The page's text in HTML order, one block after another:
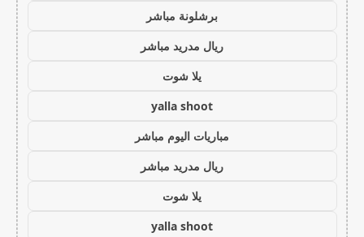
برشلونة مباشر
ريال مدريد مباشر
يلا شوت
yalla shoot
مباريات اليوم مباشر
ريال مدريد مباشر
يلا شوت
yalla shoot